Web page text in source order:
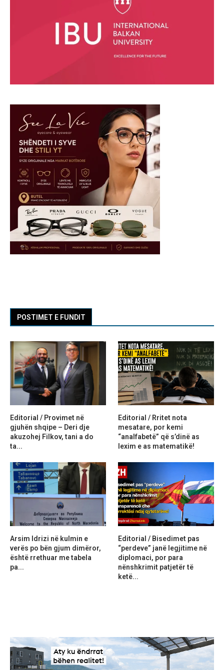
POSTIMET E FUNDIT
Editorial / Provimet në
gjuhën shqipe – Deri dje
akuzohej Filkov, tani a do
ta...
Editorial / Rritet nota
mesatare, por kemi
“analfabetë” që s’dinë as
lexim e as matematikë!
Arsim Idrizi në kulmin e
verës po bën gjum dimëror,
është rrethuar me tabela
pa...
Editorial / Bisedimet pas
“perdeve” janë legjitime në
diplomaci, por para
nënshkrimit patjetër të
ketë...